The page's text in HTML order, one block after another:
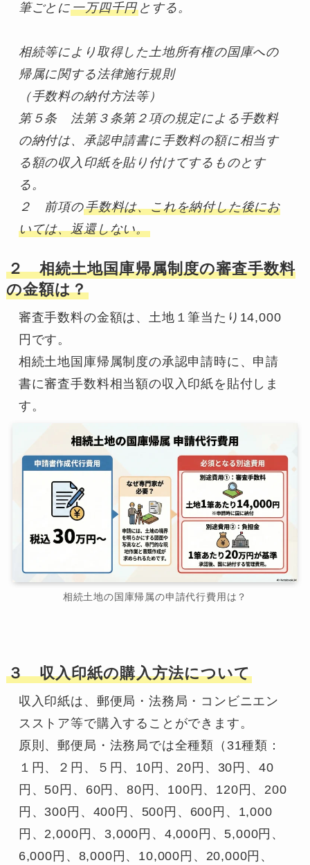
筆ごとに一万四千円 とする。
相続等により取得した土地所有権の国庫への
帰属に関する法律施行規則
（手数料の納付方法等）
第５条　法第３条第２項の規定による手数料
の納付は、承認申請書に手数料の額に相当す
る額の収入印紙を貼り付けてするものとす
る。
２　前項の手数料は、これを納付した後にお
いては、返還しない。
２ 相続土地国庫帰属制度の審査手数料
の金額は？
審査手数料の金額は、土地１筆当たり14,000
円です。
相続土地国庫帰属制度の承認申請時に、申請
書に審査手数料相当額の収入印紙を貼付しま
す。
相続土地の国庫帰属の申請代行費用は？
３ 収入印紙の購入方法について
収入印紙は、郵便局・法務局・コンビニエン
スストア等で購入することができます。
原則、郵便局・法務局では全種類（31種類：
１円、２円、５円、10円、20円、30円、40
円、50円、60円、80円、100円、120円、200
円、300円、400円、500円、600円、1,000
円、2,000円、3,000円、4,000円、5,000円、
6,000円、8,000円、10,000円、20,000円、